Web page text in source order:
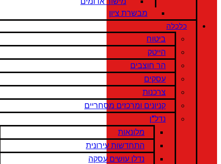
מבשרת ציון
כלכלה
ביטוח
הייטק
הר חוצבים
עסקים
צרכנות
קניונים ומרכזים מסחריים
נדל"ן
מלונאות
התחדשות עירונית
נדלן עושים עסקה